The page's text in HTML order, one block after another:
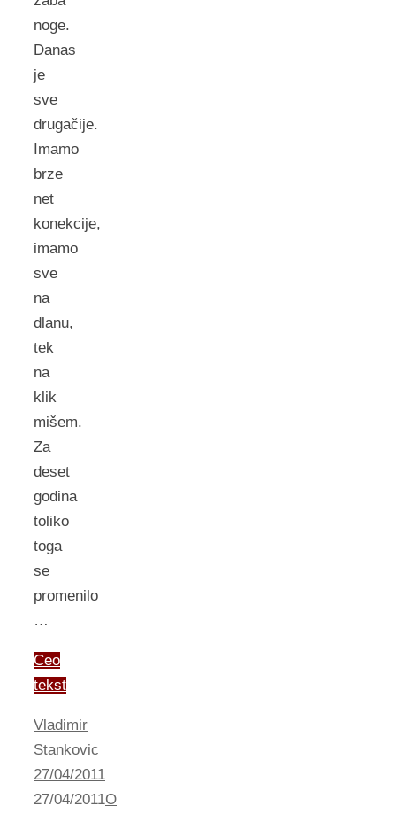
noge.
Danas
je
sve
drugačije.
Imamo
brze
net
konekcije,
imamo
sve
na
dlanu,
tek
na
klik
mišem.
Za
deset
godina
toliko
toga
se
promenilo
…
Ceo
tekst
Vladimir
Stankovic
27/04/2011
27/04/2011O